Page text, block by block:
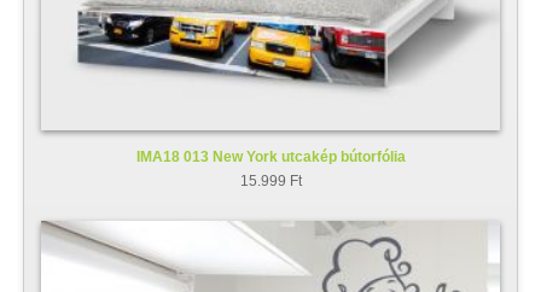
IMA18 013 New York utcakép bútorfólia
15.999 Ft